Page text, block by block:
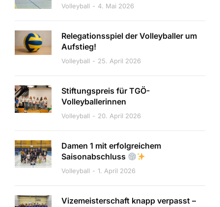
Volleyball 4. Mai 2026
Relegationsspiel der Volleyballer um
Aufstieg!
Volleyball 25. April 2026
Stiftungspreis für TGÖ-
Volleyballerinnen
Volleyball 20. April 2026
Damen 1 mit erfolgreichem
Saisonabschluss
Volleyball 1. April 2026
Vizemeisterschaft knapp verpasst –